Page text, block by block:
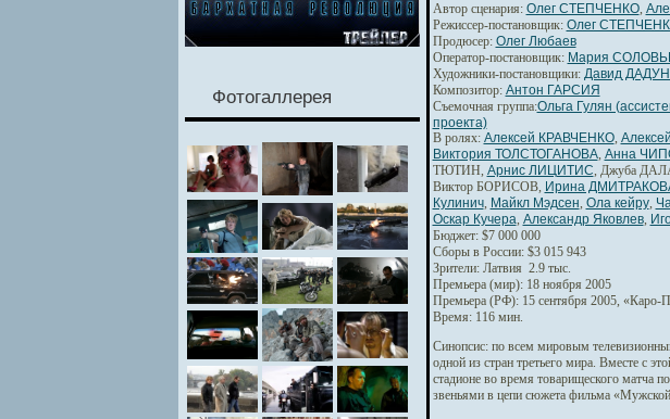
Фотогаллерея
Автор сценария: Олег СТЕПЧЕНКО,
Режиссер-постановщик: Олег
Продюсер: Олег Любаев
Оператор-постановщик: Мария
Художники-постановщики: Давид
Композитор: Антон ГАРСИЯ
Съемочная группа:Ольга Гулян
проекта)
В ролях: Алексей КРАВЧЕНКО,
Виктория ТОЛСТОГАНОВА, Анна
ТЮТИН, Арнис ЛИЦИТИС, Джуба
Виктор БОРИСОВ, Ирина
Кулинич, Майкл Мэдсен, Ола кейру,
Оскар Кучера, Александр Яковлев,
Бюджет: $7 000 000
Сборы в России: $3 015 943
Зрители: Латвия 2.9 тыс.
Премьера (мир): 18 ноября 2005
Премьера (РФ): 15 сентября 2005, «Каро-
Время: 116 мин.
Синопсис:по всем мировым
одной из стран третьего мира. Вместе с
стадионе во время товарищеского матча
звеньями в цепи сюжета фильма